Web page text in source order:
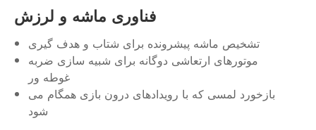
فناوری ماشه و لرزش
تشخیص ماشه پیشرونده برای شتاب و هدف گیری
موتورهای ارتعاشی دوگانه برای شبیه سازی ضربه
غوطه ور
بازخورد لمسی که با رویدادهای درون بازی همگام می
شود